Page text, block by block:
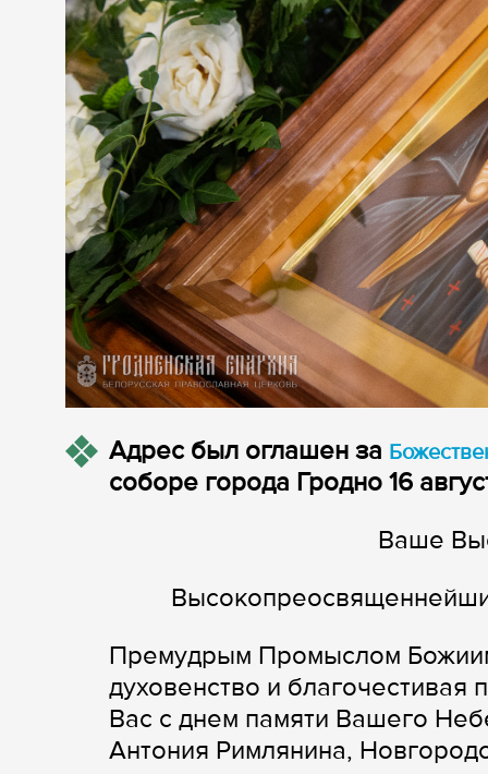
Адрес был оглашен за
соборе города Гродно 16
Ваше
Премудрым Промыслом
духовенство и благочестивая
Вас с днем памяти Вашего
Антония Римлянина,